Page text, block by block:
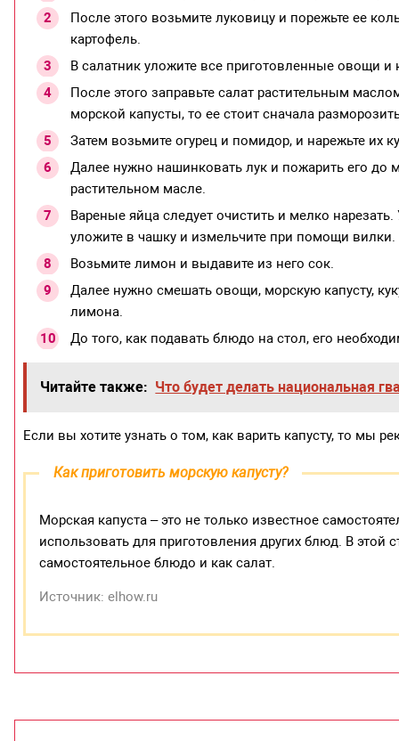
После этого возьмите луковицу и порежьте ее
картофель.
В салатник уложите все приготовленные овощи и
После этого заправьте салат растительным
морской капусты, то ее стоит сначала
Затем возьмите огурец и помидор, и нарежьте их
Далее нужно нашинковать лук и пожарить его до
растительном масле.
Вареные яйца следует очистить и мелко
уложите в чашку и измельчите при помощи вилки.
Возьмите лимон и выдавите из него сок.
Далее нужно смешать овощи, морскую капусту,
лимона.
До того, как подавать блюдо на стол, его
Читайте также: Что будет делать национальная
Если вы хотите узнать о том, как варить капусту, то мы
Как приготовить морскую капусту?
Морская капуста – это не только известное
использовать для приготовления других блюд. В этой
самостоятельное блюдо и как салат.
Источник: elhow.ru